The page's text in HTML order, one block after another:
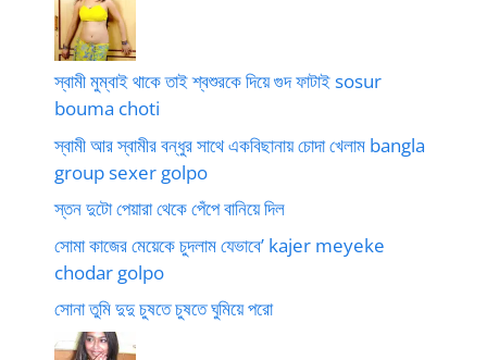
স্বামী মুম্বাই থাকে তাই শ্বশুরকে দিয়ে গুদ ফাটাই sosur
bouma choti
স্বামী আর স্বামীর বন্ধুর সাথে একবিছানায় চোদা খেলাম bangla
group sexer golpo
স্তন দুটো পেয়ারা থেকে পেঁপে বানিয়ে দিল
সোমা কাজের মেয়েকে চুদলাম যেভাবে’ kajer meyeke
chodar golpo
সোনা তুমি দুদু চুষতে চুষতে ঘুমিয়ে পরো